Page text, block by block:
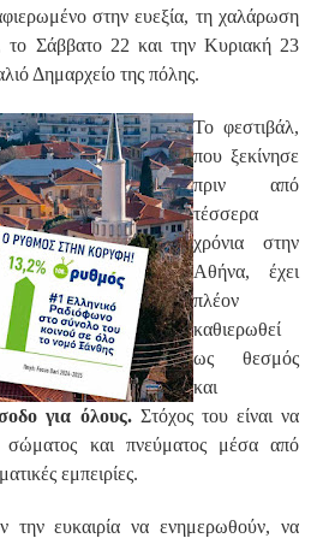
στην ευεξία, τη χαλάρωση
το Σάββατο 22 και την Κυριακή 23
Δημαρχείο της πόλης.
Το φεστιβάλ,
που ξεκίνησε
πριν από
τέσσερα
χρόνια στην
Αθήνα, έχει
πλέον
καθιερωθεί
ως θεσμός
και
για όλους. Στόχος του είναι να
σώματος και πνεύματος μέσα από
εμπειρίες.
την ευκαιρία να ενημερωθούν, να